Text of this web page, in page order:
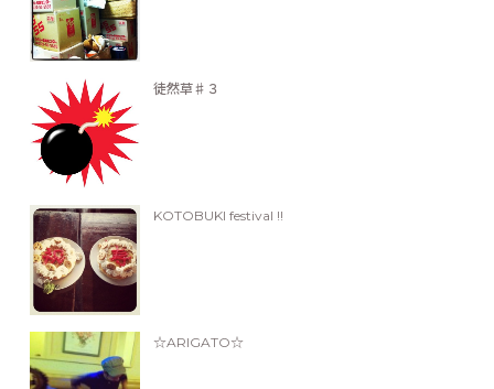
徒然草♯３
KOTOBUKI festival !!
☆ARIGATO☆